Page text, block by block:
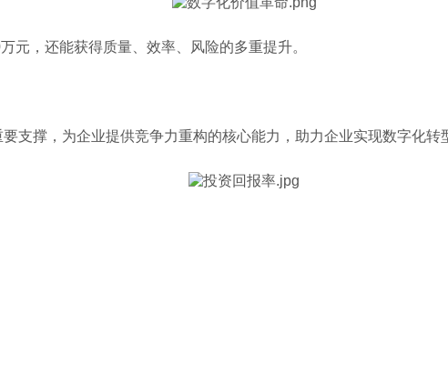
元，还能获得质量、效率、风险的多重提升。
支撑，为企业提供竞争力重构的核心能力，助力企业实现数字化转